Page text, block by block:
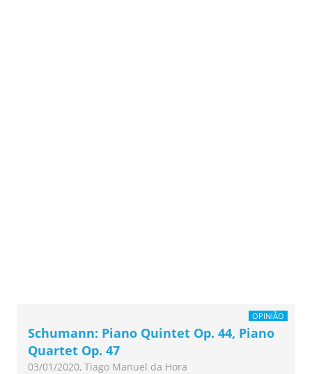
OPINIÃO
Schumann: Piano Quintet Op. 44, Piano
Quartet Op. 47
03/01/2020, Tiago Manuel da Hora